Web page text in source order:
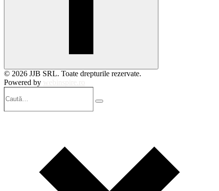
© 2026 JJB SRL. Toate drepturile rezervate.
Powered by
Search